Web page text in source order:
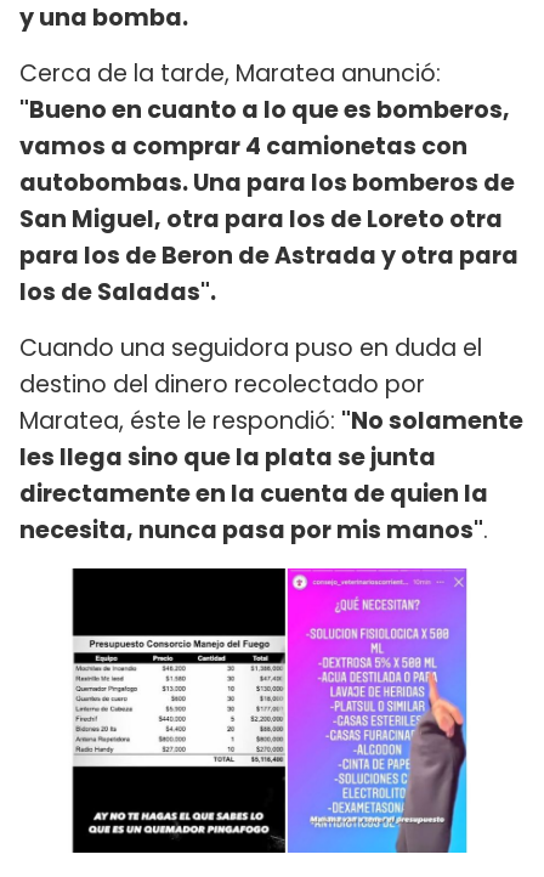
y una bomba.
Cerca de la tarde, Maratea anunció:
"Bueno en cuanto a lo que es bomberos,
vamos a comprar 4 camionetas con
autobombas. Una para los bomberos de
San Miguel, otra para los de Loreto otra
para los de Beron de Astrada y otra para
los de Saladas".
Cuando una seguidora puso en duda el
destino del dinero recolectado por
Maratea, éste le respondió: "No solamente
les llega sino que la plata se junta
directamente en la cuenta de quien la
necesita, nunca pasa por mis manos".